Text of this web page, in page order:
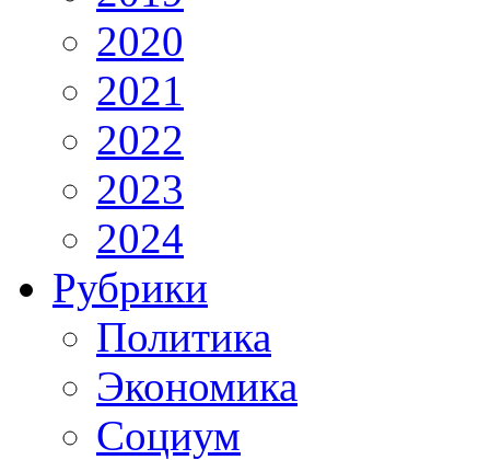
2020
2021
2022
2023
2024
Рубрики
Политика
Экономика
Социум